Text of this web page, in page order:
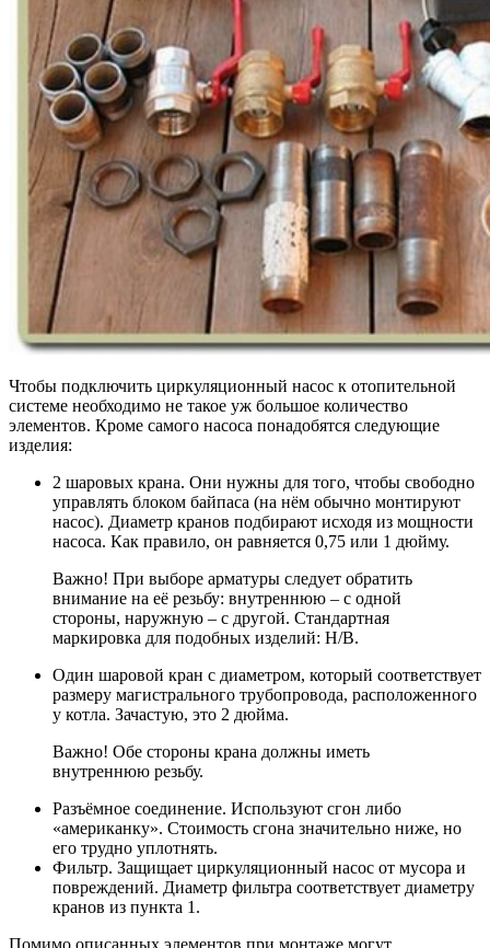
Чтобы подключить циркуляционный насос к отопительной
системе необходимо не такое уж большое количество
элементов. Кроме самого насоса понадобятся следующие
изделия:
2 шаровых крана. Они нужны для того, чтобы свободно
управлять блоком байпаса (на нём обычно монтируют
насос). Диаметр кранов подбирают исходя из мощности
насоса. Как правило, он равняется 0,75 или 1 дюйму.
Важно! При выборе арматуры следует обратить
внимание на её резьбу: внутреннюю – с одной
стороны, наружную – с другой. Стандартная
маркировка для подобных изделий: Н/В.
Один шаровой кран с диаметром, который соответствует
размеру магистрального трубопровода, расположенного
у котла. Зачастую, это 2 дюйма.
Важно! Обе стороны крана должны иметь
внутреннюю резьбу.
Разъёмное соединение. Используют сгон либо
«американку». Стоимость сгона значительно ниже, но
его трудно уплотнять.
Фильтр. Защищает циркуляционный насос от мусора и
повреждений. Диаметр фильтра соответствует диаметру
кранов из пункта 1.
Помимо описанных элементов при монтаже могут